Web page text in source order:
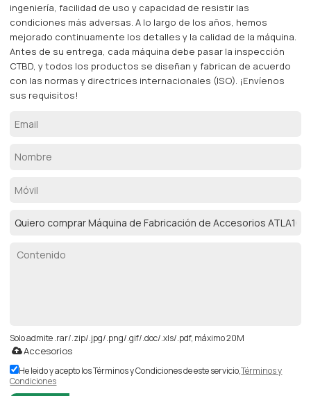
ingeniería, facilidad de uso y capacidad de resistir las
condiciones más adversas. A lo largo de los años, hemos
mejorado continuamente los detalles y la calidad de la máquina.
Antes de su entrega, cada máquina debe pasar la inspección
CTBD, y todos los productos se diseñan y fabrican de acuerdo
con las normas y directrices internacionales (ISO). ¡Envíenos
sus requisitos!
Solo admite .rar/.zip/.jpg/.png/.gif/.doc/.xls/.pdf, máximo 20M
Accesorios
He leido y acepto los Términos y Condiciones de este servicio,Términos y
Condiciones